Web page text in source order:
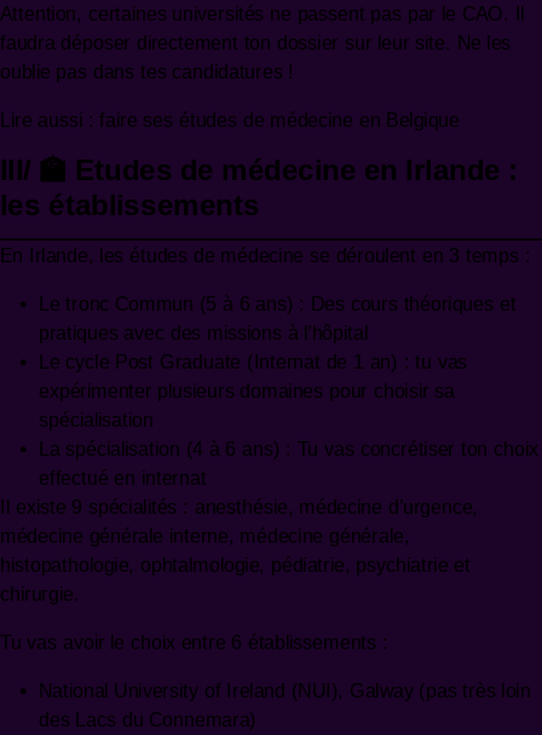
Attention, certaines universités ne passent pas par le CAO. Il
faudra déposer directement ton dossier sur leur site. Ne les
oublie pas dans tes candidatures !
Lire aussi : faire ses études de médecine en Belgique
III/ 🏫 Etudes de médecine en Irlande :
les établissements
En Irlande, les études de médecine se déroulent en 3 temps :
Le tronc Commun (5 à 6 ans) : Des cours théoriques et
pratiques avec des missions à l’hôpital
Le cycle Post Graduate (Internat de 1 an) : tu vas
expérimenter plusieurs domaines pour choisir sa
spécialisation
La spécialisation (4 à 6 ans) : Tu vas concrétiser ton choix
effectué en internat
Il existe 9 spécialités : anesthésie, médecine d’urgence,
médecine générale interne, médecine générale,
histopathologie, ophtalmologie, pédiatrie, psychiatrie et
chirurgie.
Tu vas avoir le choix entre 6 établissements :
National University of Ireland (NUI), Galway (pas très loin
des Lacs du Connemara)